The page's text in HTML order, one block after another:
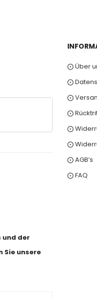
und der
Sie unsere
⨀ Über
⨀
⨀
⨀
⨀
⨀
⨀ AGB’s
⨀ FAQ